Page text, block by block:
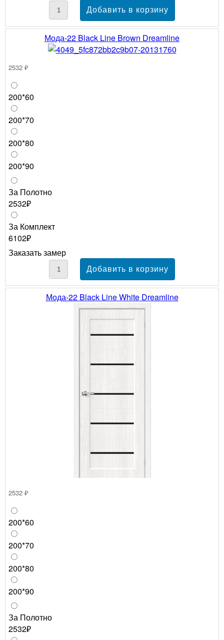
Мода-22 Black Line Brown Dreamline
2532 ₽
200*60
200*70
200*80
200*90
За Полотно
2532₽
За Комплект
6102₽
Заказать замер
Мода-22 Black Line White Dreamline
2532 ₽
200*60
200*70
200*80
200*90
За Полотно
2532₽